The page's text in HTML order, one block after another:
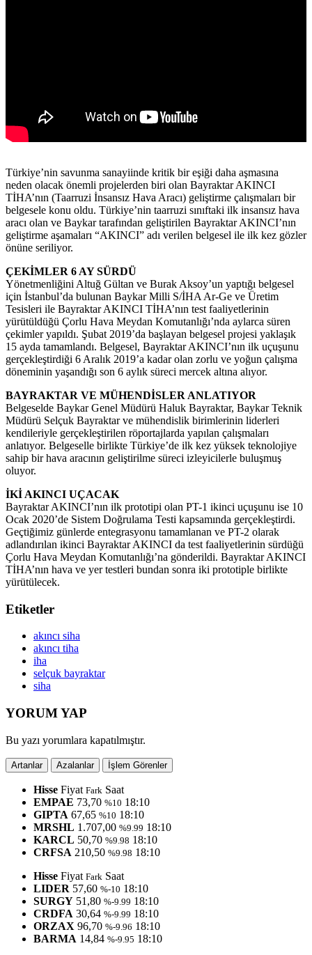
Türkiye’nin savunma sanayiinde kritik bir eşiği daha aşmasına
neden olacak önemli projelerden biri olan Bayraktar AKINCI
TİHA’nın (Taarruzi İnsansız Hava Aracı) geliştirme çalışmaları bir
belgesele konu oldu. Türkiye’nin taarruzi sınıftaki ilk insansız hava
aracı olan ve Baykar tarafından geliştirilen Bayraktar AKINCI’nın
geliştirme aşamaları “AKINCI” adı verilen belgesel ile ilk kez gözler
önüne seriliyor.
ÇEKİMLER 6 AY SÜRDÜ
Yönetmenliğini Altuğ Gültan ve Burak Aksoy’un yaptığı belgesel
için İstanbul’da bulunan Baykar Milli S/İHA Ar-Ge ve Üretim
Tesisleri ile Bayraktar AKINCI TİHA’nın test faaliyetlerinin
yürütüldüğü Çorlu Hava Meydan Komutanlığı’nda aylarca süren
çekimler yapıldı. Şubat 2019’da başlayan belgesel projesi yaklaşık
15 ayda tamamlandı. Belgesel, Bayraktar AKINCI’nın ilk uçuşunu
gerçekleştirdiği 6 Aralık 2019’a kadar olan zorlu ve yoğun çalışma
döneminin yaşandığı son 6 aylık süreci mercek altına alıyor.
BAYRAKTAR VE MÜHENDİSLER ANLATIYOR
Belgeselde Baykar Genel Müdürü Haluk Bayraktar, Baykar Teknik
Müdürü Selçuk Bayraktar ve mühendislik birimlerinin liderleri
kendileriyle gerçekleştirilen röportajlarda yapılan çalışmaları
anlatıyor. Belgeselle birlikte Türkiye’de ilk kez yüksek teknolojiye
sahip bir hava aracının geliştirilme süreci izleyicilerle buluşmuş
oluyor.
İKİ AKINCI UÇACAK
Bayraktar AKINCI’nın ilk prototipi olan PT-1 ikinci uçuşunu ise 10
Ocak 2020’de Sistem Doğrulama Testi kapsamında gerçekleştirdi.
Geçtiğimiz günlerde entegrasyonu tamamlanan ve PT-2 olarak
adlandırılan ikinci Bayraktar AKINCI da test faaliyetlerinin sürdüğü
Çorlu Hava Meydan Komutanlığı’na gönderildi. Bayraktar AKINCI
TİHA’nın hava ve yer testleri bundan sonra iki prototiple birlikte
yürütülecek.
Etiketler
akıncı siha
akıncı tiha
iha
selçuk bayraktar
siha
YORUM YAP
Bu yazı yorumlara kapatılmıştır.
Artanlar Azalanlar İşlem Görenler
Hisse Fiyat Fark Saat
EMPAE 73,70 %10 18:10
GIPTA 67,65 %10 18:10
MRSHL 1.707,00 %9.99 18:10
KARCL 50,70 %9.98 18:10
CRFSA 210,50 %9.98 18:10
Hisse Fiyat Fark Saat
LIDER 57,60 %-10 18:10
SURGY 51,80 %-9.99 18:10
CRDFA 30,64 %-9.99 18:10
ORZAX 96,70 %-9.96 18:10
BARMA 14,84 %-9.95 18:10